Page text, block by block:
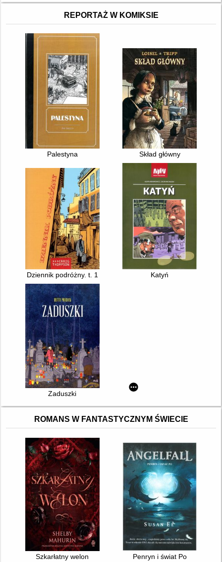
REPORTAŻ W KOMIKSIE
Palestyna Skład główny
Dziennik podróżny. t. 1 Katyń
Zaduszki
ROMANS W FANTASTYCZNYM ŚWIECIE
Szkarłatny welon Penryn i świat Po